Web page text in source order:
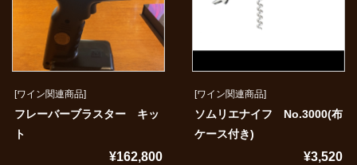
[ワイン関連商品]
フレーバーブラスター キッ
ト
¥162,800
[ワイン関連商品]
ソムリエナイフ No.3000(布
ケース付き)
¥3,520